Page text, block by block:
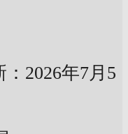
2026年7月5